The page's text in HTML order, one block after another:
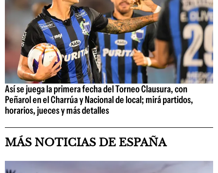
Así se juega la primera fecha del Torneo Clausura, con
Peñarol en el Charrúa y Nacional de local; mirá partidos,
horarios, jueces y más detalles
MÁS NOTICIAS DE ESPAÑA